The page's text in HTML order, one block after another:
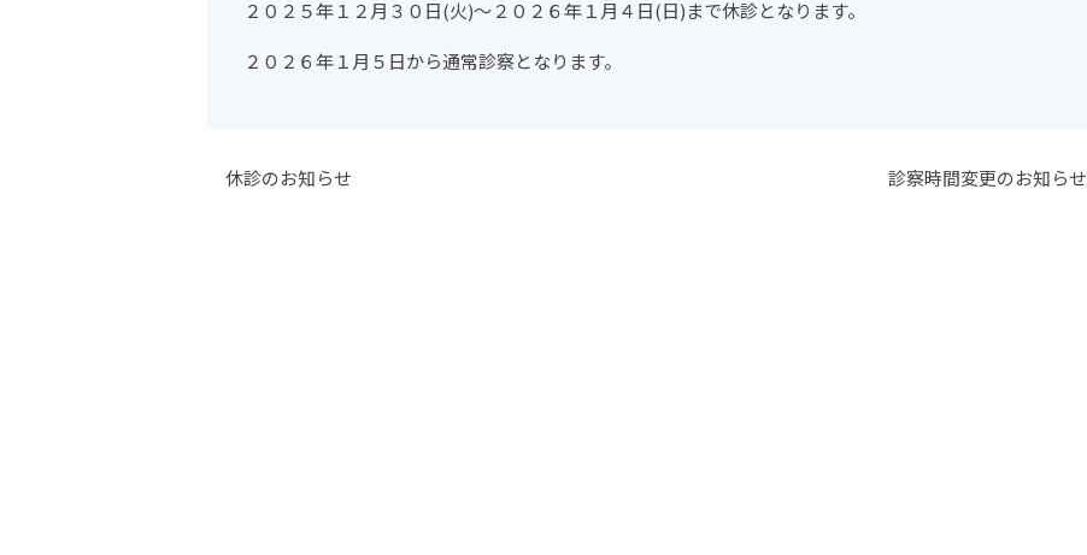
２０２５年１２月３０日(火)～２０２６年１月４日(日)まで休診となります。
２０２６年１月５日から通常診察となります。
休診のお知らせ 診察時間変更のお知らせ